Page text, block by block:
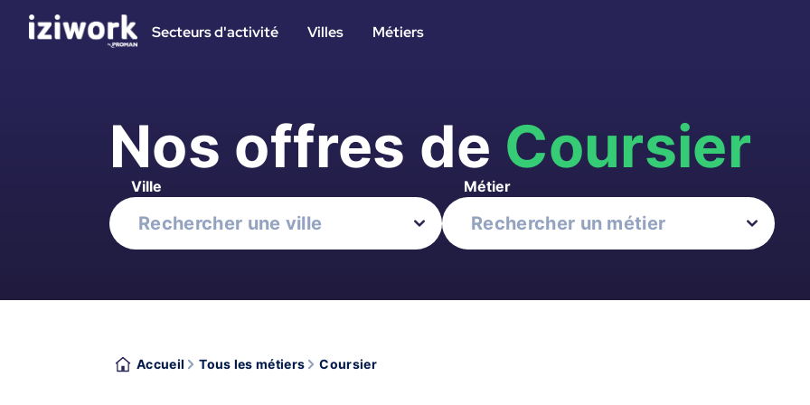
Secteurs d'activité Villes Métiers
Nos offres de Coursier
Ville Métier
Accueil Tous les métiers Coursier